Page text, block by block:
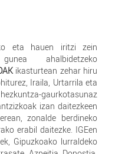
eta hauen iritzi zein
ahalbidetzeko
ikasturtean zehar hiru
Iraila, Urtarrila eta
gaurkotasunaz
izan daitezkeen
zonalde berdineko
erabil daitezke. IGEen
Gipuzkoako lurraldeko